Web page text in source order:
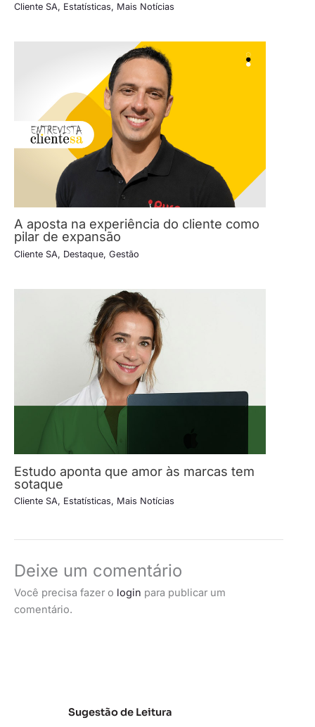
Cliente SA, Estatísticas, Mais Notícias
A aposta na experiência do cliente como
pilar de expansão
Cliente SA, Destaque, Gestão
Estudo aponta que amor às marcas tem
sotaque
Cliente SA, Estatísticas, Mais Notícias
Deixe um comentário
Você precisa fazer o login para publicar um
comentário.
Sugestão de Leitura